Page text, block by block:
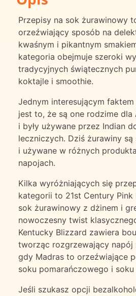
Przepisy na sok żurawinowy
orzeźwiający sposób na
kwaśnym i pikantnym
kategoria obejmuje szeroki
tradycyjnych świątecznych
koktajle i smoothie.
Jednym interesującym
jest to, że są one rodzime dla
i były używane przez Indian
leczniczych. Dziś żurawiny
i używane w różnych
napojach.
Kilka wyróżniających się
kategorii to 21st Century Pink
sok żurawinowy z dżinem i
nowoczesny twist
Kentucky Blizzard zawiera
tworząc rozgrzewający napój
gdy Madras to orzeźwiające
soku pomarańczowego i
Jeśli szukasz opcji